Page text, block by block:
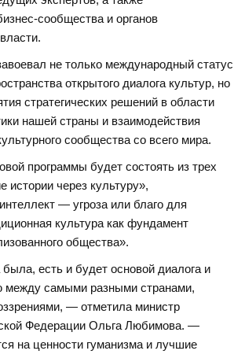
сообщества и органов
не только международный статус
открытого диалога культур, но
стратегических решений в области
нашей страны и взаимодействия
сообщества со всего мира.
программы будет состоять из трех
истории через культуру»,
— угроза или благо для
культура как фундамент
общества».
была, есть и будет основой диалога и
между самыми разными странами,
— отметила министр
Федерации Ольга Любимова. —
на ценности гуманизма и лучшие